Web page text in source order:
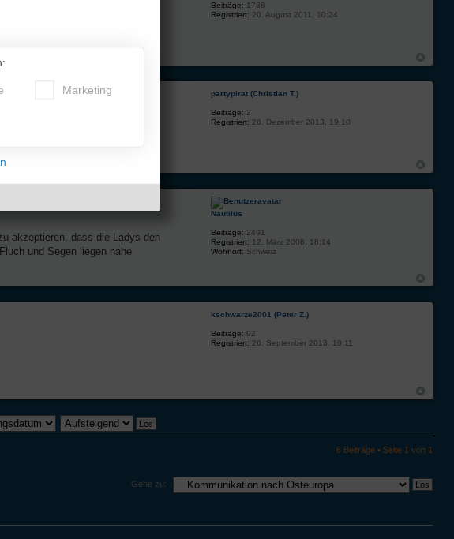
Völlig harmlos.
Beiträge: 1786
Registriert: 20. August 2011, 10:24
partypirat (Christian T.)
Beiträge: 2
Registriert: 26. Dezember 2013, 19:10
akzeptieren, dass die Ladys den
und Segen liegen nahe
Nautilus
Beiträge: 2491
Registriert: 12. März 2008, 18:14
Wohnort: Schweiz
kschwarze2001 (Peter Z.)
Beiträge: 92
Registriert: 26. September 2013, 10:11
6 Beiträge • Seite 1 von 1
Gehe zu:
Marketing